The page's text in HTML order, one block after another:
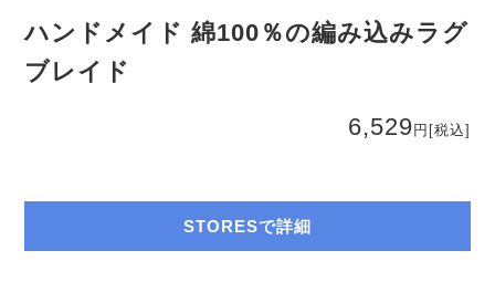
ハンドメイド 綿100％の編み込みラグ
ブレイド
6,529 円 [税込]
STORESで詳細